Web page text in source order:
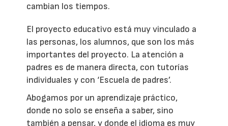
cambian los tiempos.
El proyecto educativo está muy vinculado a
las personas, los alumnos, que son los más
importantes del proyecto. La atención a
padres es de manera directa, con tutorías
individuales y con ‘Escuela de padres’.
Abogamos por un aprendizaje práctico,
donde no solo se enseña a saber, sino
también a pensar, y donde el idioma es muy